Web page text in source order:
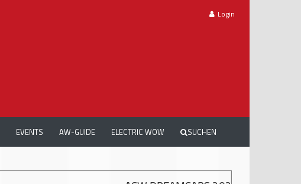
Login
EVENTS AW-GUIDE ELECTRIC WOW SUCHEN